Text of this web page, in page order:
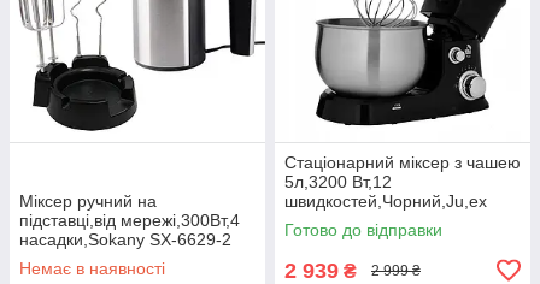
Міксер ручний на
підставці,від мережі,300Вт,4
насадки,Sokany SX-6629-2
DS
Немає в наявності
Стаціонарний міксер з чашею
5л,3200 Вт,12
швидкостей,Чорний,Ju,ex
ProMix SC-635 DS
Готово до відправки
2 939 ₴ 2 999 ₴